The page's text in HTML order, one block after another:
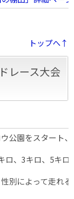
トップへ↑
レース大会
公園をスタート
ロ、3キロ、5キロ
別によって走れ